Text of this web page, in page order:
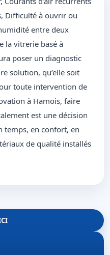
Difficulté à ouvrir ou
entre deux
la vitrerie basé à
poser un diagnostic
solution, qu’elle soit
toute intervention de
à Hamois, faire
est une décision
temps, en confort, en
de qualité installés